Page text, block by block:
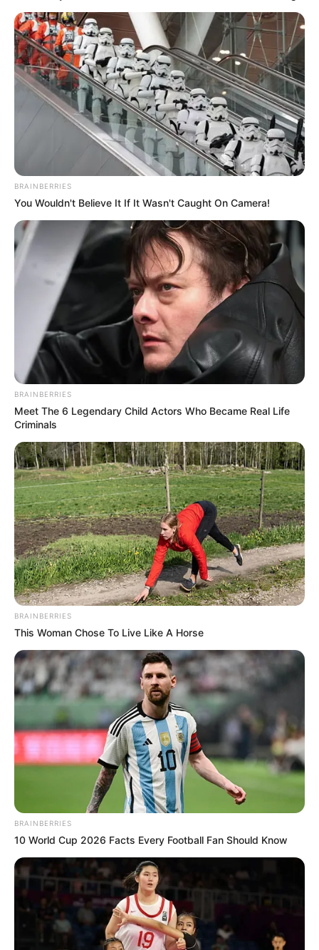
(foto: instagram/onigirigekijo)
9. Dengan bantuan beberapa sayuran, kappa dibuat
dengan bentuk yang mirip. Kurang bagian badannya
(foto: instagram/onigirigekijo)
10. Seperti sedang berendam, untanya di piring ini
terlihat bagian kepala dan punuknya saja. Unik
banget
BRAINBERRIES
You Wouldn't Believe It If It Wasn't Caught On Camera!
BRAINBERRIES
Meet The 6 Legendary Child Actors Who Became Real Life
Criminals
BRAINBERRIES
This Woman Chose To Live Like A Horse
BRAINBERRIES
10 World Cup 2026 Facts Every Football Fan Should Know